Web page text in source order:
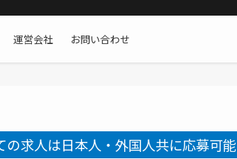
運営会社 お問い合わせ
の求人は日本人・外国人共に応募可能